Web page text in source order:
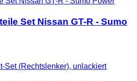
Set Nissan GT-R - Sumo